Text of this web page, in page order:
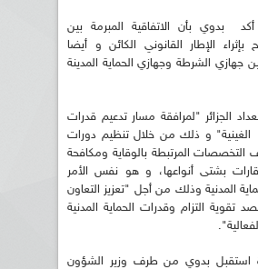
أكد بدوي بأن الاتفاقية المبرمة بين
الإطار القانوني الكائن و أيضا
جهازي الشرطة وجهازي الحماية المدينة
الجزائر "لمرافقة مسار تدعيم قدرات
الغينية" و ذلك من خلال تنظيم دورات
التخصصات المرتبطة بالوقاية ومكافحة
بشتى أنواعها، و هو نفس الأمر
المدنية وذلك من أجل "تعزيز التعاون
تقوية التزام وقدرات الحماية المدنية
استقبل بدوي من طرف وزير الشؤون